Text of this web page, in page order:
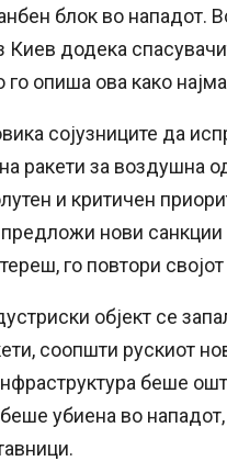
блок во нападот.
Киев додека
го опиша ова како
сојузниците да
ракети за воздушна
и критичен
предложи нови
го повтори
објект се
соопшти рускиот
беше
убиена во